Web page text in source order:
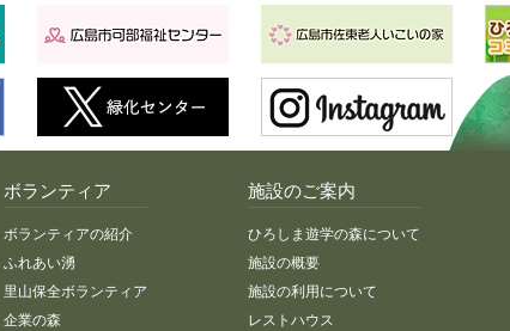
ボランティア
ボランティアの紹介
ふれあい湧
里山保全ボランティア
企業の森
施設のご案内
ひろしま遊学の森について
施設の概要
施設の利用について
レストハウス